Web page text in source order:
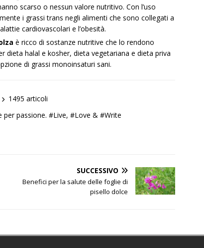
scarso o nessun valore nutritivo. Con l’uso
i grassi trans negli alimenti che sono collegati a
cardiovascolari e l’obesità.
è ricco di sostanze nutritive che lo rendono
dieta halal e kosher, dieta vegetariana e dieta priva
di grassi monoinsaturi sani.
1495 articoli
per passione. #Live, #Love & #Write
SUCCESSIVO
Benefici per la salute delle foglie di
pisello dolce